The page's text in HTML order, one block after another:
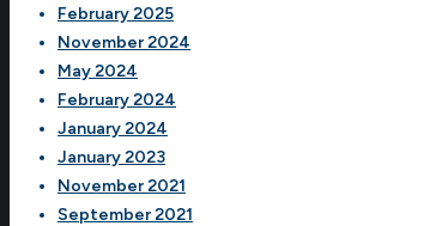
February 2025
November 2024
May 2024
February 2024
January 2024
January 2023
November 2021
September 2021